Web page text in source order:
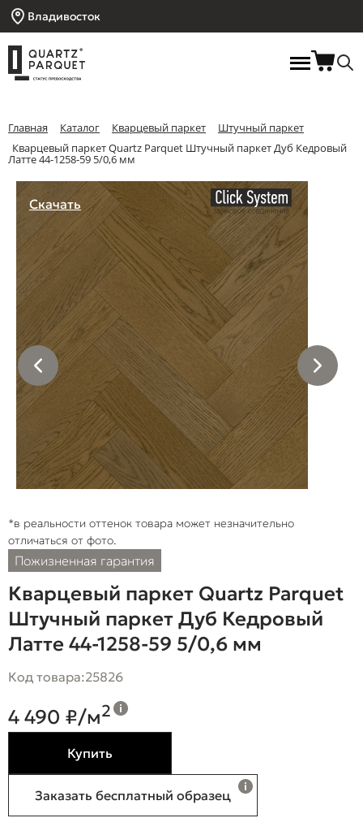
Владивосток
Главная Каталог Кварцевый паркет
Штучный паркет
Кварцевый паркет Quartz Parquet Штучный паркет Дуб Кедровый
Латте 44-1258-59 5/0,6 мм
Скачать
*в реальности оттенок товара может незначительно
отличаться от фото.
Пожизненная гарантия
Кварцевый паркет Quartz Parquet
Штучный паркет Дуб Кедровый
Латте 44-1258-59 5/0,6 мм
Код товара:25826
4 490 ₽/м2
Купить
Заказать бесплатный образец